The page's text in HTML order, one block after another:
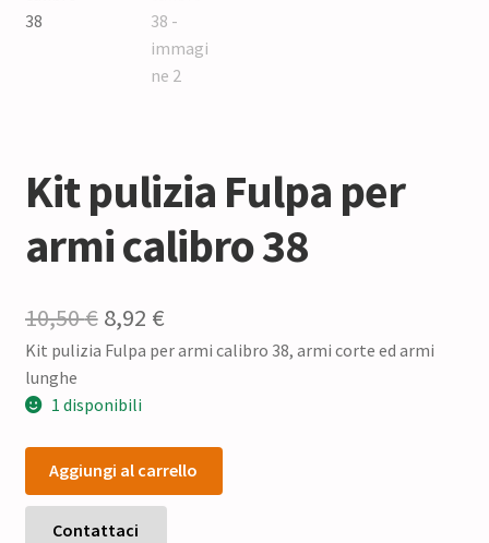
Kit pulizia Fulpa per
armi calibro 38
10,50€ Il
prezzo
originale
10,50 €.
8,92 €Il
prezzo
8,92 €.
Kit pulizia Fulpa per armi calibro 38, armi corte ed armi
lunghe
1 disponibili
Kit
pulizia
Fulpa
Aggiungi al carrello
Contattaci